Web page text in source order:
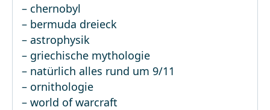
– chernobyl
– bermuda dreieck
– astrophysik
– griechische mythologie
– natürlich alles rund um 9/11
– ornithologie
– world of warcraft